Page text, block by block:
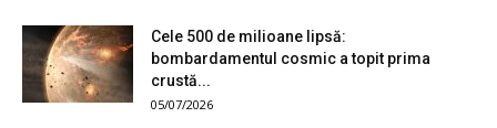
Cele 500 de milioane lipsă:
bombardamentul cosmic a topit prima
crustă...
05/07/2026